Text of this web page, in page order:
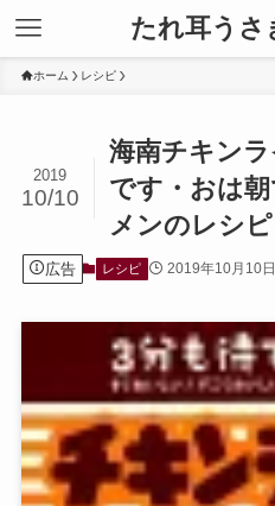
たれ耳うさ
ホーム レシピ
海南チキン
です・おは
メンのレシピ
2019
10/10
広告 レシピ 2019年10月10日